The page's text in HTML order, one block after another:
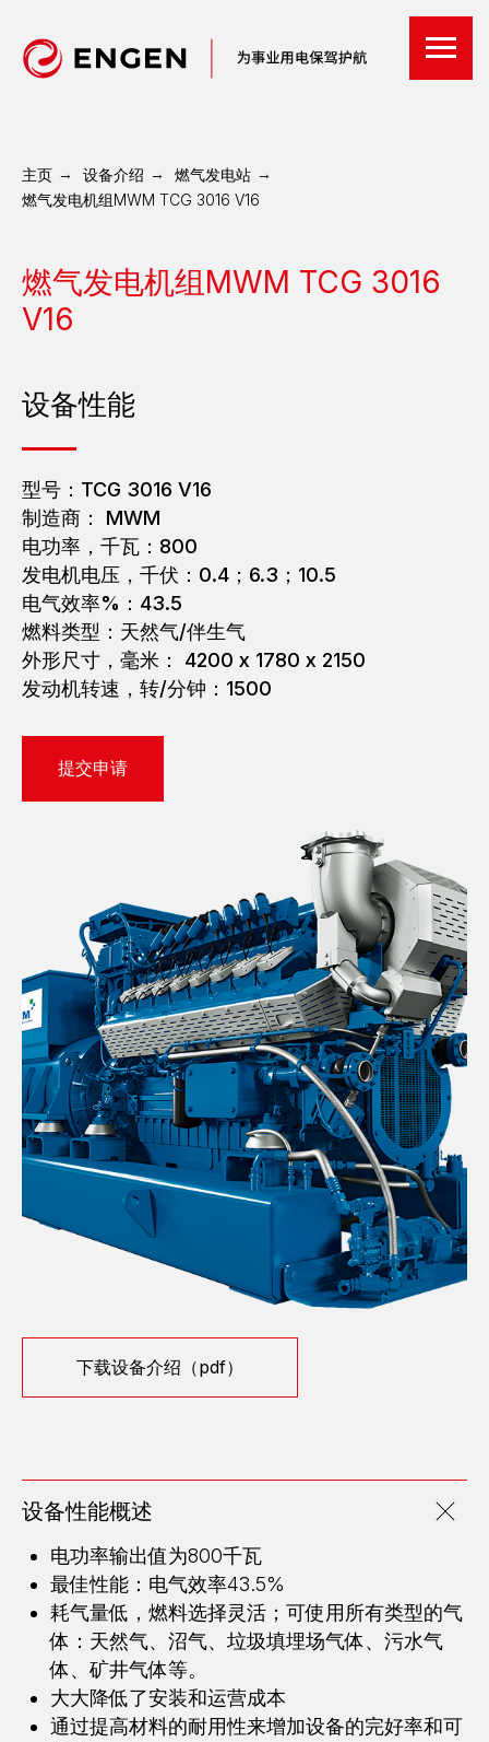
主页 → 设备介绍 → 燃气发电站 →
燃气发电机组MWM TCG 3016 V16
燃气发电机组MWM TCG 3016
V16
设备性能
型号：TCG 3016 V16
制造商： MWM
电功率，千瓦：800
发电机电压，千伏：0.4；6.3；10.5
电气效率%：43.5
燃料类型：天然气/伴生气
外形尺寸，毫米： 4200 х 1780 х 2150
发动机转速，转/分钟：1500
提交申请
下载设备介绍（pdf）
设备性能概述
电功率输出值为800千瓦
最佳性能：电气效率43.5%
耗气量低，燃料选择灵活；可使用所有类型的气
体：天然气、沼气、垃圾填埋场气体、污水气
体、矿井气体等。
大大降低了安装和运营成本
通过提高材料的耐用性来增加设备的完好率和可